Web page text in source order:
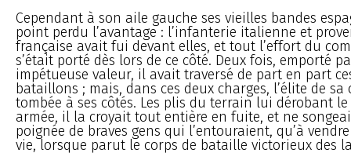
Cependant à son aile gauche ses vieilles bandes
point perdu l’avantage : l’infanterie italienne et
française avait fui devant elles, et tout l’effort du
s’était porté dès lors de ce côté. Deux fois, emporté
impétueuse valeur, il avait traversé de part en part
bataillons ; mais, dans ces deux charges, l’élite de
tombée à ses côtés. Les plis du terrain lui dérobant le
armée, il la croyait tout entière en fuite, et ne
poignée de braves gens qui l’entouraient, qu’à
vie, lorsque parut le corps de bataille victorieux des